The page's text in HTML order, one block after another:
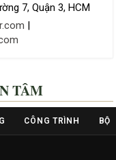
7, Quận 3, HCM
|
TÂM
CÔNG TRÌNH BỘ